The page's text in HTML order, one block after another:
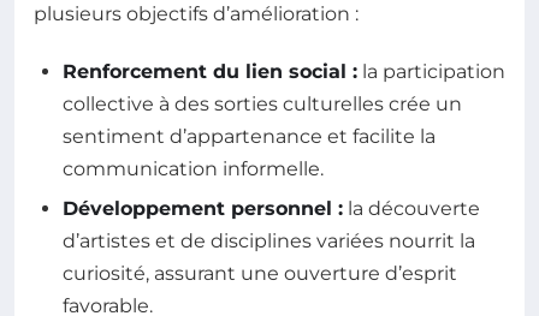
plusieurs objectifs d’amélioration :
Renforcement du lien social : la participation
collective à des sorties culturelles crée un
sentiment d’appartenance et facilite la
communication informelle.
Développement personnel : la découverte
d’artistes et de disciplines variées nourrit la
curiosité, assurant une ouverture d’esprit
favorable.